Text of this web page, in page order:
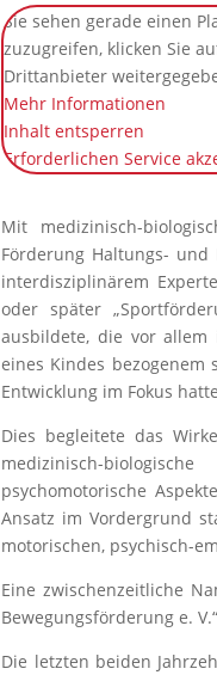
Sie sehen gerade einen
zuzugreifen, klicken Sie
Drittanbieter
Mehr Informationen
Inhalt entsperren
Erforderlichen Service
Mit medizinisch-
Förderung Haltungs- und
interdisziplinärem
oder später
ausbildete, die vor allem
eines Kindes bezogenem
Entwicklung im Fokus
Dies begleitete das
medizinisch-
psychomotorische
Ansatz im Vordergrund
motorischen, psychisch-
Eine zwischenzeitliche
Bewegungsförderung e.
Die letzten beiden